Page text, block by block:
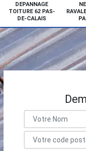
DEPANNAGE
TOITURE 62 PAS-
DE-CALAIS